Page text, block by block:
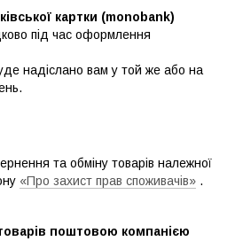
картки (monobank)
під час оформлення
надіслано вам у той же або на
та обміну товарів належної
«Про захист прав споживачів» .
поштовою компанією